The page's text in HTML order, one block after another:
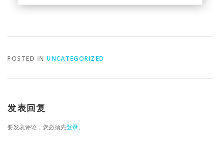
POSTED IN UNCATEGORIZED
发表回复
要发表评论，您必须先登录。